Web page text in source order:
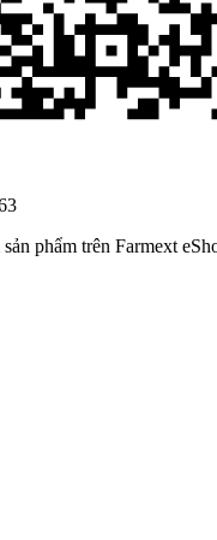
phẩm trên Farmext